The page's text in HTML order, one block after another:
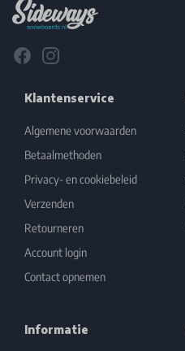
FacebookInstagram
Klantenservice
Algemene voorwaarden
Betaalmethoden
Privacy- en cookiebeleid
Verzenden
Retourneren
Account login
Contact opnemen
Informatie